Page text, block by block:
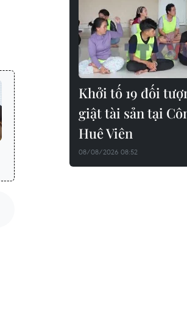
Khởi tố 19 đối
giật tài sản tại
Huê Viên
08/08/2026 08:52